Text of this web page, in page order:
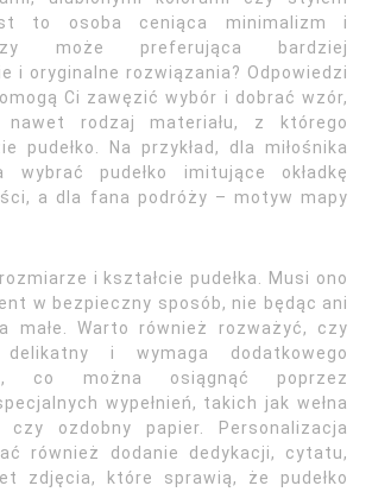
to osoba ceniąca minimalizm i
może preferująca bardziej
i oryginalne rozwiązania? Odpowiedzi
Ci zawęzić wybór i dobrać wzór,
nawet rodzaj materiału, z którego
pudełko. Na przykład, dla miłośnika
wybrać pudełko imitujące okładkę
a dla fana podróży – motyw mapy
i kształcie pudełka. Musi ono
w bezpieczny sposób, nie będąc ani
małe. Warto również rozważyć, czy
i wymaga dodatkowego
co można osiągnąć poprzez
wypełnień, takich jak wełna
czy ozdobny papier. Personalizacja
również dodanie dedykacji, cytatu,
zdjęcia, które sprawią, że pudełko